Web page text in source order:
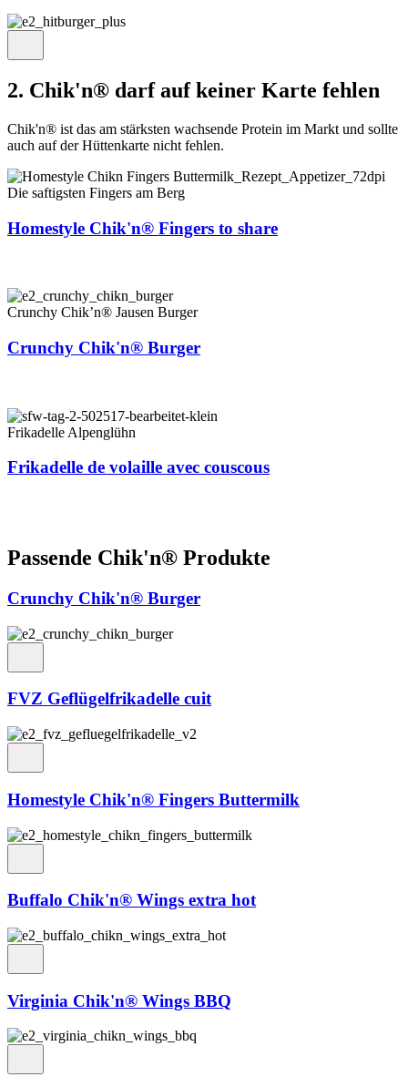
2. Chik'n® darf auf keiner Karte fehlen
Chik'n® ist das am stärksten wachsende Protein im Markt und sollte
auch auf der Hüttenkarte nicht fehlen.
Die saftigsten Fingers am Berg
Homestyle Chik'n® Fingers to share
Crunchy Chik’n® Jausen Burger
Crunchy Chik'n® Burger
Frikadelle Alpenglühn
Frikadelle de volaille avec couscous
Passende Chik'n® Produkte
Crunchy Chik'n® Burger
FVZ Geflügelfrikadelle cuit
Homestyle Chik'n® Fingers Buttermilk
Buffalo Chik'n® Wings extra hot
Virginia Chik'n® Wings BBQ